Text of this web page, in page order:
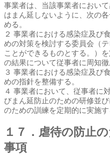
事業者は、当該事業者におい
はまん延しないように、次の
める。
２ 事業者における感染症及び
めの対策を検討する委員会（
ことができるものとする。）
の結果について従事者に周知徹
３ 事業者における感染症及び
めの指針を整備する。
４ 事業者において、従事者に
びまん延防止のための研修並
のための訓練を定期的に実施す
１７．虐待の防止
事項